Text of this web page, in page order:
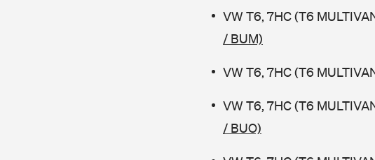
VW T6, 7HC (T6
/ BUM)
VW T6, 7HC (T6
VW T6, 7HC (T6
/ BUO)